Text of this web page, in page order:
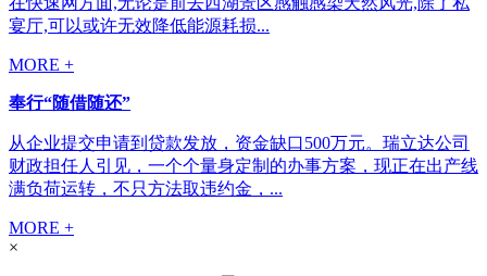
宴厅,可以或许无效降低能源耗损...
MORE +
奉行“随借随还”
从企业提交申请到贷款发放，资金缺口500万元。瑞立达公司
财政担任人引见，一个个量身定制的办事方案，现正在出产线
满负荷运转，不只方法取违约金，...
MORE +
×